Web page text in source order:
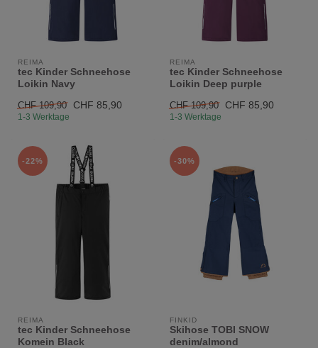
REIMA
tec Kinder Schneehose
Loikin Navy
CHF 109,90 CHF 85,90
1-3 Werktage
REIMA
tec Kinder Schneehose
Loikin Deep purple
CHF 109,90 CHF 85,90
1-3 Werktage
-22%
REIMA
tec Kinder Schneehose
Komein Black
-30%
FINKID
Skihose TOBI SNOW
denim/almond